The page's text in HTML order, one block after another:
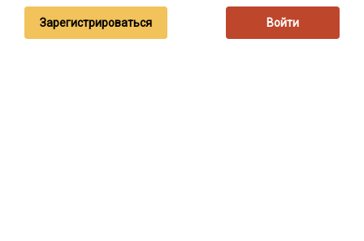
Зарегистрироваться Войти